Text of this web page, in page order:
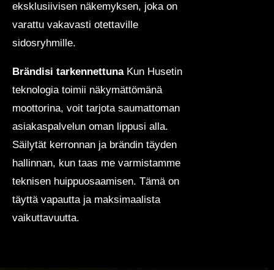
eksklusiivisen näkemyksen, joka on
varattu vakavasti otettaville
sidosryhmille.
Brändisi tarkennettunaKun Husetin
teknologia toimii näkymättömänä
moottorina, voit tarjota saumattoman
asiakaspalvelun oman lippusi alla.
Säilytät kerronnan ja brändin täyden
hallinnan, kun taas me varmistamme
teknisen huippuosaamisen. Tämä on
täyttä vapautta ja maksimaalista
vaikuttavuutta.